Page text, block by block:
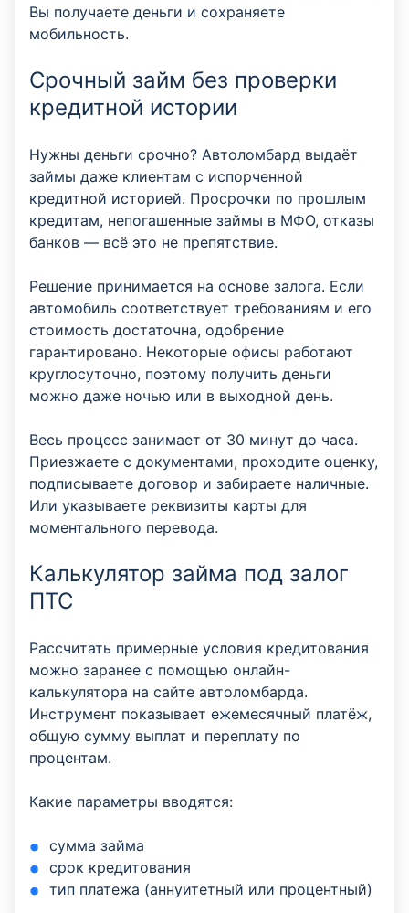
Вы получаете деньги и сохраняете
мобильность.
Срочный займ без проверки
кредитной истории
Нужны деньги срочно? Автоломбард выдаёт
займы даже клиентам с испорченной
кредитной историей. Просрочки по прошлым
кредитам, непогашенные займы в МФО, отказы
банков — всё это не препятствие.
Решение принимается на основе залога. Если
автомобиль соответствует требованиям и его
стоимость достаточна, одобрение
гарантировано. Некоторые офисы работают
круглосуточно, поэтому получить деньги
можно даже ночью или в выходной день.
Весь процесс занимает от 30 минут до часа.
Приезжаете с документами, проходите оценку,
подписываете договор и забираете наличные.
Или указываете реквизиты карты для
моментального перевода.
Калькулятор займа под залог
ПТС
Рассчитать примерные условия кредитования
можно заранее с помощью онлайн-
калькулятора на сайте автоломбарда.
Инструмент показывает ежемесячный платёж,
общую сумму выплат и переплату по
процентам.
Какие параметры вводятся:
сумма займа
срок кредитования
тип платежа (аннуитетный или процентный)